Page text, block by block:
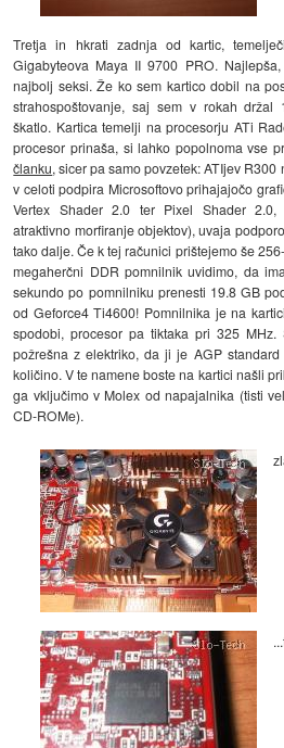
Tretja in hkrati zadnja od kartic,
Gigabyteova Maya II 9700 PRO.
najbolj seksi. Že ko sem kartico dobil na
strahospoštovanje, saj sem v rokah držal
škatlo. Kartica temelji na procesorju ATi
procesor prinaša, si lahko popolnoma vse
članku, sicer pa samo povzetek: ATIjev
v celoti podpira Microsoftovo prihajajočo
Vertex Shader 2.0 ter Pixel Shader 2.0,
atraktivno morfiranje objektov), uvaja
tako dalje. Če k tej računici prištejemo še
megaherčni DDR pomnilnik uvidimo, da
sekundo po pomnilniku prenesti 19.8 GB
od Geforce4 Ti4600! Pomnilnika je na
spodobi, procesor pa tiktaka pri 325
požrešna z elektriko, da ji je AGP
količino. V te namene boste na kartici našli
ga vključimo v Molex od napajalnika (tisti
CD-ROMe).